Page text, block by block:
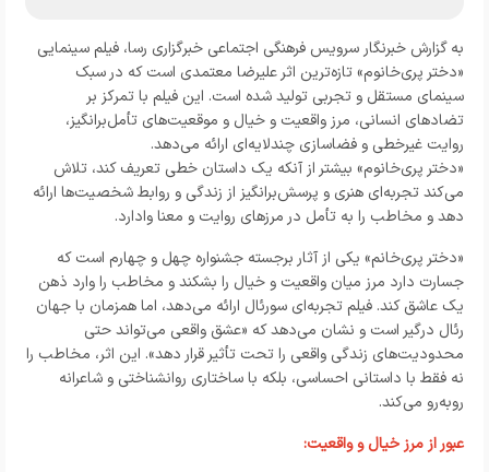
به گزارش خبرنگار سرویس فرهنگی اجتماعی خبرگزاری رسا، فیلم سینمایی
«دختر پری‌خانوم» تازه‌ترین اثر علیرضا معتمدی است که در سبک
سینمای مستقل و تجربی تولید شده است. این فیلم با تمرکز بر
تضادهای انسانی، مرز واقعیت و خیال و موقعیت‌های تأمل‌برانگیز،
روایت غیرخطی و فضاسازی چندلایه‌ای ارائه می‌دهد.
«دختر پری‌خانوم» بیشتر از آنکه یک داستان خطی تعریف کند، تلاش
می‌کند تجربه‌ای هنری و پرسش‌برانگیز از زندگی و روابط شخصیت‌ها ارائه
دهد و مخاطب را به تأمل در مرزهای روایت و معنا وادارد.
«دختر پری‌خانم» یکی از آثار برجسته جشنواره چهل و چهارم است که
جسارت دارد مرز میان واقعیت و خیال را بشکند و مخاطب را وارد ذهن
یک عاشق کند. فیلم تجربه‌ای سورئال ارائه می‌دهد، اما همزمان با جهان
رئال درگیر است و نشان می‌دهد که «عشق واقعی می‌تواند حتی
محدودیت‌های زندگی واقعی را تحت تأثیر قرار دهد». این اثر، مخاطب را
نه فقط با داستانی احساسی، بلکه با ساختاری روانشناختی و شاعرانه
روبه‌رو می‌کند.
عبور از مرز خیال و واقعیت: